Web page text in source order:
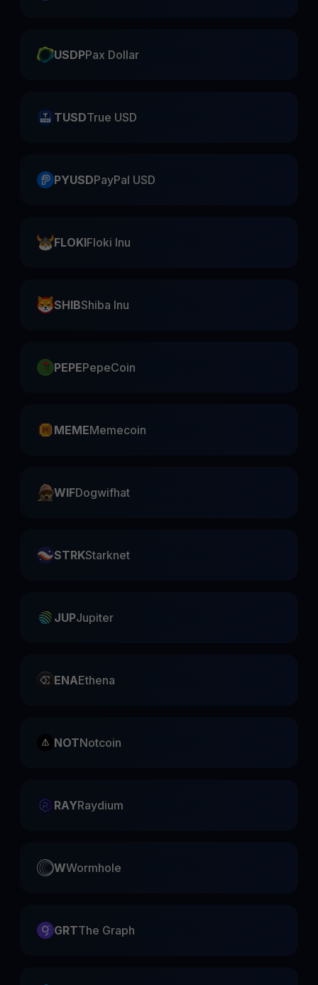
USDPPax Dollar
TUSDTrue USD
PYUSDPayPal USD
FLOKIFloki Inu
SHIBShiba Inu
PEPEPepeCoin
MEMEMemecoin
WIFDogwifhat
STRKStarknet
JUPJupiter
ENAEthena
NOTNotcoin
RAYRaydium
WWormhole
GRTThe Graph